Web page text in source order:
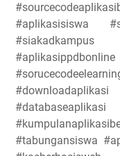
#aplikasisiswa
#tabungansiswa